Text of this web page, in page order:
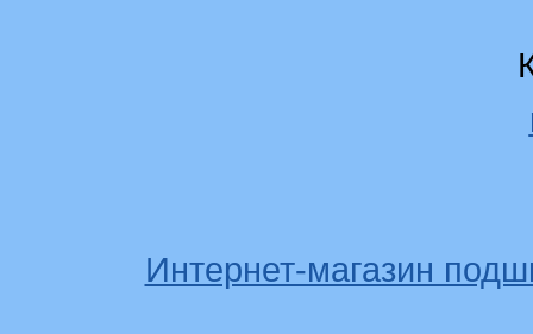
Интернет-магазин